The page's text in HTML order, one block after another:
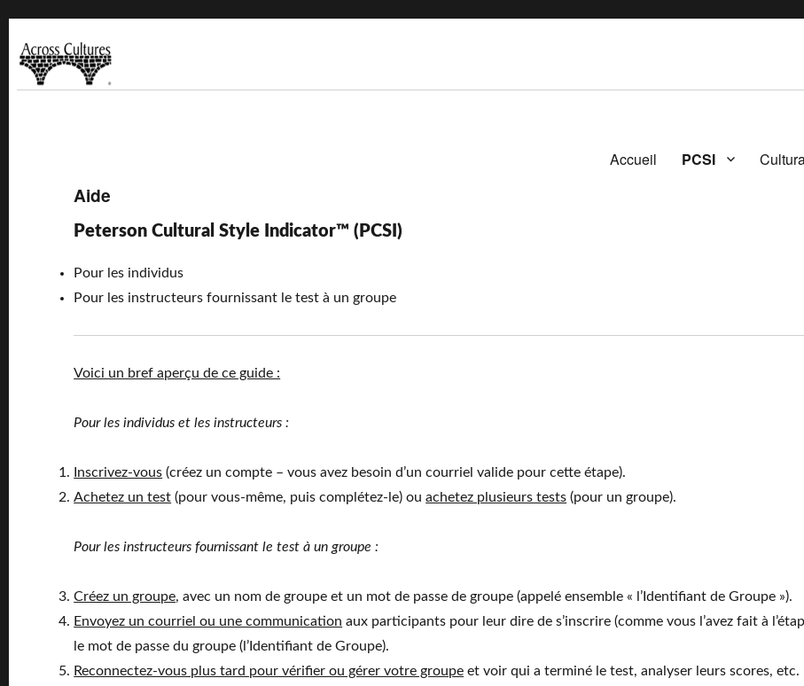
Accueil PCSI
Aide
Peterson Cultural Style Indicator™ (PCSI)
Pour les individus
Pour les instructeurs fournissant le test à un groupe
Voici un bref aperçu de ce guide :
Pour les individus et les instructeurs :
Inscrivez-vous (créez un compte – vous avez besoin d’un courriel valide pour cette étape).
Achetez un test (pour vous-même, puis complétez-le) ouachetez plusieurs tests (pour un groupe).
Pour les instructeurs fournissant le test à un groupe :
Créez un groupe, avec un nom de groupe et un mot de passe de groupe (appelé ensemble « l’Identifiant de Groupe »).
Envoyez un courriel ou une communication aux participants pour leur dire de s’inscrire (comme vous l’avez fait à
le mot de passe du groupe (l’Identifiant de Groupe).
Reconnectez-vous plus tard pour vérifier ou gérer votre groupe et voir qui a terminé le test, analyser leurs scores, etc.